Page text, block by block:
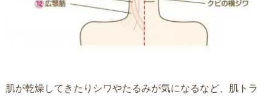
肌が乾燥してきたりシワやたるみが気になるなど、肌トラ